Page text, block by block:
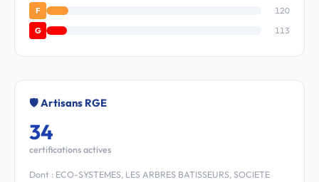
F 120
G 113
🛡️ Artisans RGE
34
certifications actives
Dont : ECO-SYSTEMES, LES ARBRES BATISSEURS, SOCIETE